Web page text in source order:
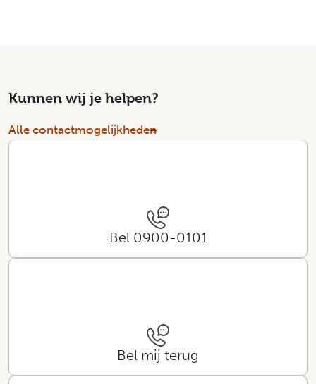
Kunnen wij je helpen?
Alle contactmogelijkheden
Bel 0900-0101
Bel mij terug